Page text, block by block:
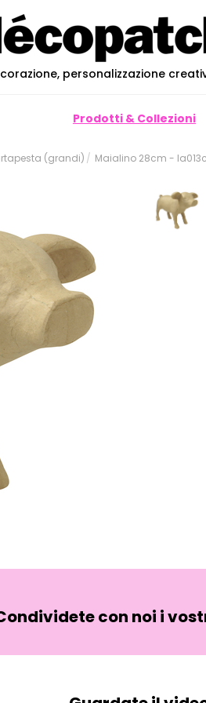
personalizzazione
Prodotti & Collezioni
(grandi) Maialino 28cm - la013c
con noi i